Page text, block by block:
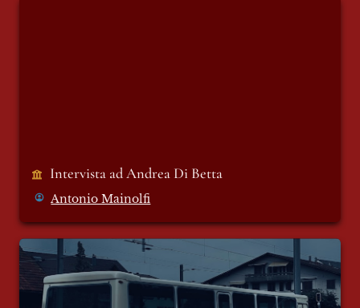
Intervista ad Andrea Di Betta
Antonio Mainolfi
L’infallibile legge della violenza e due
poesie